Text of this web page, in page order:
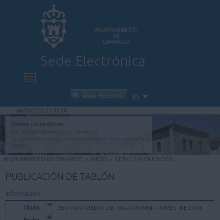
AYUNTAMIENTO
DE
CAMARGO
Sede Electrónica
INICIO
INFORMACIÓN PÚBLICA
CARPETA CIUDADANA
VALIDACIÓN DE DOCUMENTOS
ÁREA PERSONAL ES
06/08/2026 23:47:34
Realiza tus gestiones
con el Ayuntamiento de Camargo
AYUNTAMIENTO DE CAMARGO > INICIO > DETALLE PUBLICACIÓN
PUBLICACIÓN DE TABLÓN
Información
Título
PERIODO MEDIO DE PAGO PRIMER TRIMESTRE 2016